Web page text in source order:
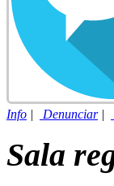
Info | Denunciar|
Sala